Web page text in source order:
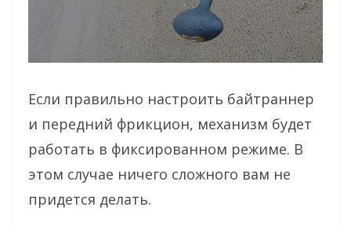
Если правильно настроить байтраннер
и передний фрикцион, механизм будет
работать в фиксированном режиме. В
этом случае ничего сложного вам не
придется делать.